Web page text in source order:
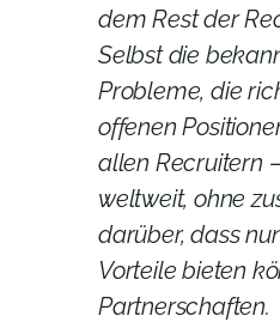
dem Rest der
Selbst die
Probleme, die
offenen
allen Recruitern
weltweit, ohne
darüber, dass
Vorteile bieten
Partnerschaften.